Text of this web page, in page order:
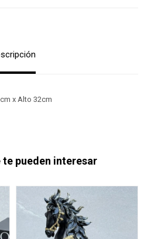
x Alto 32cm
pueden interesar